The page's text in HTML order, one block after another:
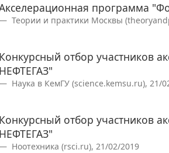
программа
Теории и практики Москвы
Конкурсный отбор участников
НЕФТЕГАЗ"
Наука в КемГУ (science.kemsu.ru), 21/
Конкурсный отбор участников
НЕФТЕГАЗ"
Ноотехника (rsci.ru), 21/02/2019